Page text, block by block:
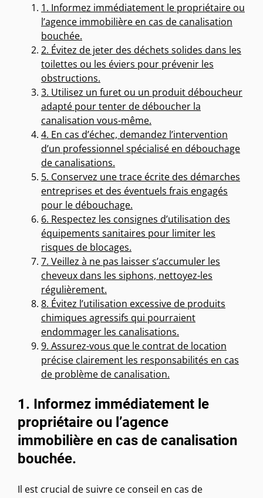
1. Informez immédiatement le propriétaire ou
l’agence immobilière en cas de canalisation
bouchée.
2. Évitez de jeter des déchets solides dans les
toilettes ou les éviers pour prévenir les
obstructions.
3. Utilisez un furet ou un produit déboucheur
adapté pour tenter de déboucher la
canalisation vous-même.
4. En cas d’échec, demandez l’intervention
d’un professionnel spécialisé en débouchage
de canalisations.
5. Conservez une trace écrite des démarches
entreprises et des éventuels frais engagés
pour le débouchage.
6. Respectez les consignes d’utilisation des
équipements sanitaires pour limiter les
risques de blocages.
7. Veillez à ne pas laisser s’accumuler les
cheveux dans les siphons, nettoyez-les
régulièrement.
8. Évitez l’utilisation excessive de produits
chimiques agressifs qui pourraient
endommager les canalisations.
9. Assurez-vous que le contrat de location
précise clairement les responsabilités en cas
de problème de canalisation.
1. Informez immédiatement le
propriétaire ou l’agence
immobilière en cas de canalisation
bouchée.
Il est crucial de suivre ce conseil en cas de